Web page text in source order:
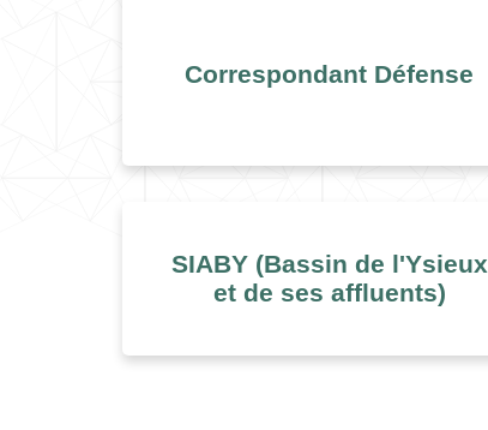
Correspondant Défense
SIABY (Bassin de l'Ysieux
et de ses affluents)